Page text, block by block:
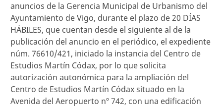
anuncios de la Gerencia Municipal de Urbanismo del
Ayuntamiento de Vigo, durante el plazo de 20 DÍAS
HÁBILES, que cuentan desde el siguiente al de la
publicación del anuncio en el periódico, el expediente
núm. 76610/421, iniciado la instancia del Centro de
Estudios Martín Códax, por lo que solicita
autorización autonómica para la ampliación del
Centro de Estudios Martín Códax situado en la
Avenida del Aeropuerto nº 742, con una edificación